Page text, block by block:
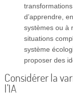
d’apprendre,
systèmes ou à
situations
système
proposer des
Considérer la
l’IA